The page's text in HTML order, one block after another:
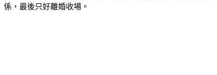
係，最後只好離婚收場。